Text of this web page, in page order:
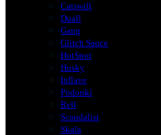
Catswill
Duall
Gang
Glitch Sauce
HotSpot
Husky
Inflave
Podonki
Rell
Scandalist
Skala